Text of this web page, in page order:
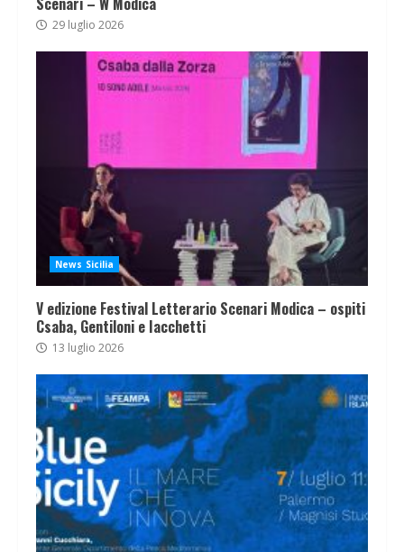
29 luglio 2026
News Sicilia
V edizione Festival Letterario Scenari Modica – ospiti
Csaba, Gentiloni e Iacchetti
13 luglio 2026